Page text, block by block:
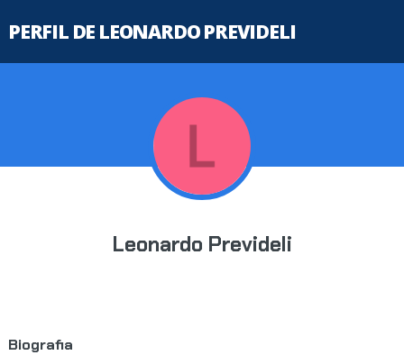
PERFIL DE LEONARDO PREVIDELI
Leonardo Prevideli
Biografia